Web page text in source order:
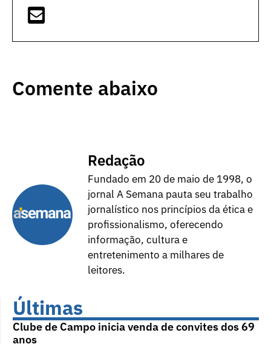
Comente abaixo
Redação
Fundado em 20 de maio de 1998, o
jornal A Semana pauta seu trabalho
jornalístico nos princípios da ética e
profissionalismo, oferecendo
informação, cultura e
entretenimento a milhares de
leitores.
Últimas
Clube de Campo inicia venda de convites dos 69
anos